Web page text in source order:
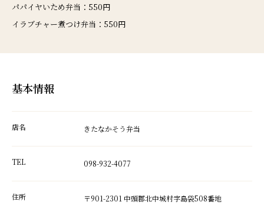
パパイヤいため弁当：550円
イラブチャー煮つけ弁当：550円
基本情報
店名 きたなかそう弁当
TEL 098-932-4077
住所 〒901-2301 中頭郡北中城村字島袋508番地